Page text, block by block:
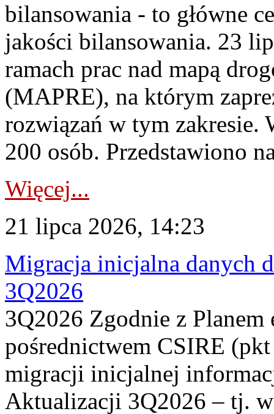
bilansowania - to główne
jakości bilansowania. 23
ramach prac nad mapą
(MAPRE), na którym
rozwiązań w tym zakresie.
200 osób. Przedstawiono
Więcej...
21 lipca 2026, 14:23
Migracja inicjalna danych
3Q2026
3Q2026 Zgodnie z
pośrednictwem CSIRE
migracji inicjalnej
Aktualizacji 3Q2026 – tj.